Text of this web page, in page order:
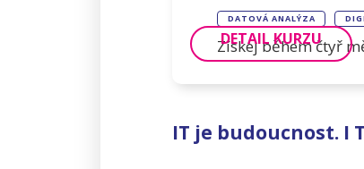
DATOVÁ ANALÝZA
Získej během čtyř
DETAIL KURZU
IT je budoucnost. I